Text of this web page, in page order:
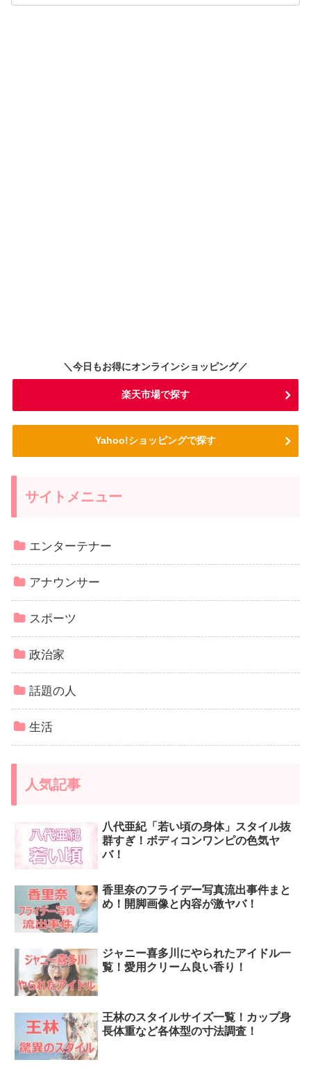
＼今日もお得にオンラインショッピング／
楽天市場で探す
Yahoo!ショッピングで探す
サイトメニュー
エンターテナー
アナウンサー
スポーツ
政治家
話題の人
生活
人気記事
八代亜紀「若い頃の身体」スタイル抜
群すぎ！ボディコンワンピの色気ヤ
バ！
香里奈のフライデー写真流出事件まと
め！開脚画像と内容が激ヤバ！
ジャニー喜多川にやられたアイドル一
覧！愛用クリーム良い香り！
王林のスタイルサイズ一覧！カップ身
長体重など各体型の寸法調査！